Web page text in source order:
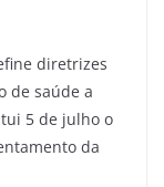
diretrizes
de saúde a
5 de julho o
da